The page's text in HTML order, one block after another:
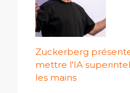
Zuckerberg
mettre l'IA
les mains